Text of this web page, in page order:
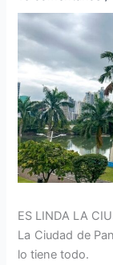
ES LINDA LA
La Ciudad de
lo tiene todo.